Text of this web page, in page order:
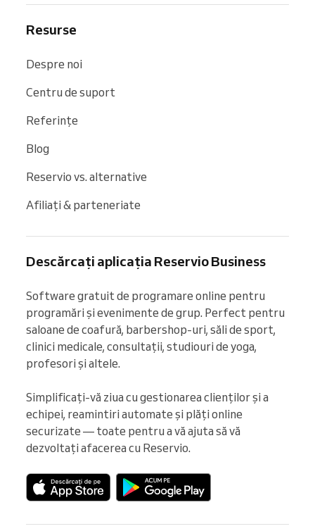
Resurse
Despre noi
Centru de suport
Referințe
Blog
Reservio vs. alternative
Afiliați & parteneriate
Descărcați aplicația Reservio Business
Software gratuit de programare online pentru
programări și evenimente de grup. Perfect pentru
saloane de coafură, barbershop-uri, săli de sport,
clinici medicale, consultații, studiouri de yoga,
profesori și altele.
Simplificați-vă ziua cu gestionarea clienților și a
echipei, reamintiri automate și plăți online
securizate — toate pentru a vă ajuta să vă
dezvoltați afacerea cu Reservio.